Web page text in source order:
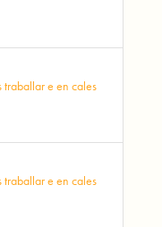
traballar e en cales
traballar e en cales